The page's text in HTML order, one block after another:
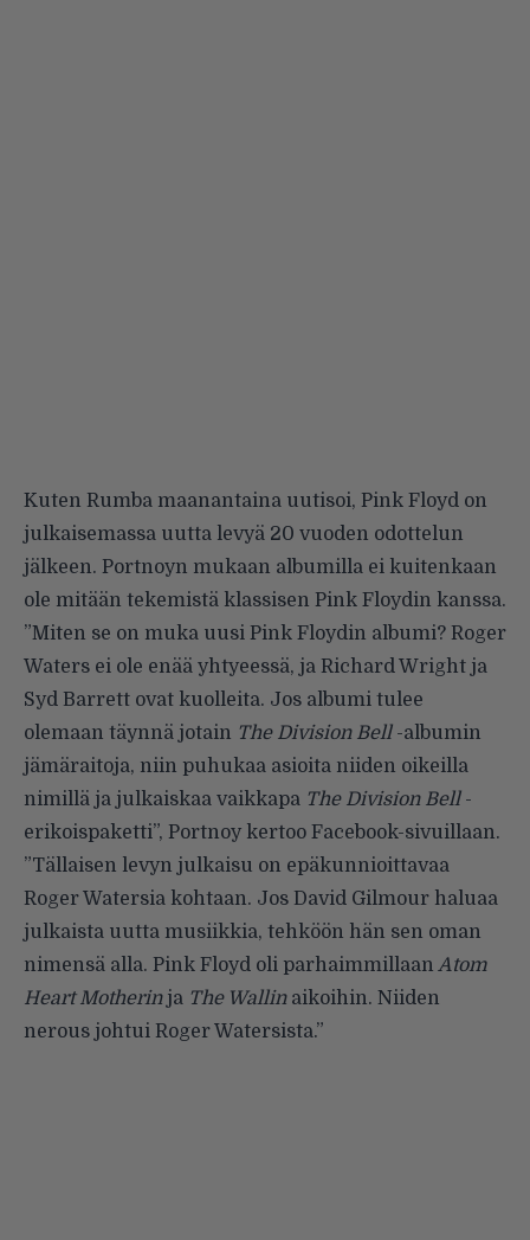
Kuten Rumba maanantaina uutisoi, Pink Floyd on
julkaisemassa uutta levyä 20 vuoden odottelun
jälkeen. Portnoyn mukaan albumilla ei kuitenkaan
ole mitään tekemistä klassisen Pink Floydin kanssa.
”Miten se on muka uusi Pink Floydin albumi? Roger
Waters ei ole enää yhtyeessä, ja Richard Wright ja
Syd Barrett ovat kuolleita. Jos albumi tulee
olemaan täynnä jotain The Division Bell-albumin
jämäraitoja, niin puhukaa asioita niiden oikeilla
nimillä ja julkaiskaa vaikkapa The Division Bell-
erikoispaketti”, Portnoy kertoo Facebook-sivuillaan.
”Tällaisen levyn julkaisu on epäkunnioittavaa
Roger Watersia kohtaan. Jos David Gilmour haluaa
julkaista uutta musiikkia, tehköön hän sen oman
nimensä alla. Pink Floyd oli parhaimmillaan Atom
Heart Motherinja The Wallinaikoihin. Niiden
nerous johtui Roger Watersista.”